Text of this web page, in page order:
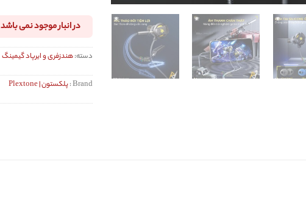
در انبار موجود نمی باشد
دسته:هندزفری و ایرپاد گیمینگ
Brand : پلکستون | Plextone